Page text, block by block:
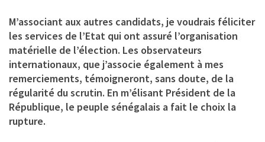
M’associant aux autres candidats, je voudrais féliciter
les services de l’Etat qui ont assuré l’organisation
matérielle de l’élection. Les observateurs
internationaux, que j’associe également à mes
remerciements, témoigneront, sans doute, de la
régularité du scrutin. En m’élisant Président de la
République, le peuple sénégalais a fait le choix la
rupture.